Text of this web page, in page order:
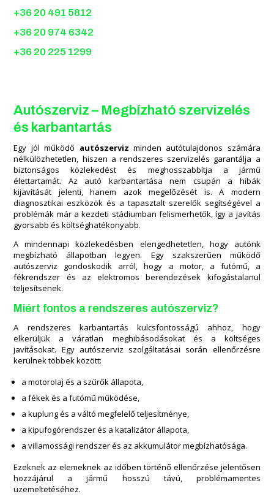
+36 20 491 5812
+36 20 974 6342
+36 20 225 1299
Autószerviz – Megbízható szervizelés
és karbantartás
Egy jól működő autószerviz minden autótulajdonos számára
nélkülözhetetlen, hiszen a rendszeres szervizelés garantálja a
biztonságos közlekedést és meghosszabbítja a jármű
élettartamát. Az autó karbantartása nem csupán a hibák
kijavítását jelenti, hanem azok megelőzését is. A modern
diagnosztikai eszközök és a tapasztalt szerelők segítségével a
problémák már a kezdeti stádiumban felismerhetők, így a javítás
gyorsabb és költséghatékonyabb.
A mindennapi közlekedésben elengedhetetlen, hogy autónk
megbízható állapotban legyen. Egy szakszerűen működő
autószerviz gondoskodik arról, hogy a motor, a futómű, a
fékrendszer és az elektromos berendezések kifogástalanul
teljesítsenek.
Miért fontos a rendszeres autószerviz?
A rendszeres karbantartás kulcsfontosságú ahhoz, hogy
elkerüljük a váratlan meghibásodásokat és a költséges
javításokat. Egy autószerviz szolgáltatásai során ellenőrzésre
kerülnek többek között:
a motorolaj és a szűrők állapota,
a fékek és a futómű működése,
a kuplung és a váltó megfelelő teljesítménye,
a kipufogórendszer és a katalizátor állapota,
a villamossági rendszer és az akkumulátor megbízhatósága.
Ezeknek az elemeknek az időben történő ellenőrzése jelentősen
hozzájárul a jármű hosszú távú, problémamentes
üzemeltetéséhez.